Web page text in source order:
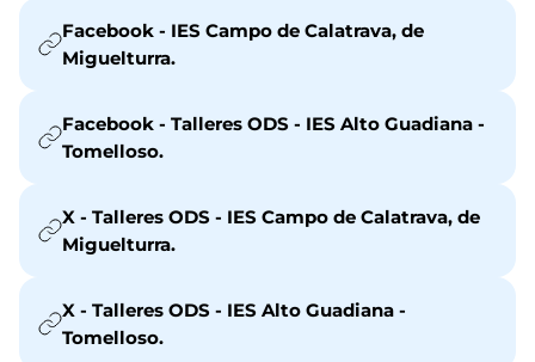
Facebook - IES Campo de Calatrava, de
Miguelturra.
Facebook - Talleres ODS - IES Alto Guadiana -
Tomelloso.
X - Talleres ODS - IES Campo de Calatrava, de
Miguelturra.
X - Talleres ODS - IES Alto Guadiana -
Tomelloso.